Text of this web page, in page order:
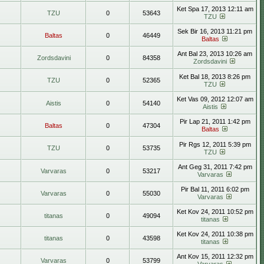
TZU 0 53643
Ket Spa 17, 2013 12:11 am
TZU
Baltas 0 46449
Sek Bir 16, 2013 11:21 pm
Baltas
Zordsdavini 0 84358
Ant Bal 23, 2013 10:26 am
Zordsdavini
TZU 0 52365
Ket Bal 18, 2013 8:26 pm
TZU
Aistis 0 54140
Ket Vas 09, 2012 12:07 am
Aistis
Baltas 0 47304
Pir Lap 21, 2011 1:42 pm
Baltas
TZU 0 53735
Pir Rgs 12, 2011 5:39 pm
TZU
Varvaras 0 53217
Ant Geg 31, 2011 7:42 pm
Varvaras
Varvaras 0 55030
Pir Bal 11, 2011 6:02 pm
Varvaras
titanas 0 49094
Ket Kov 24, 2011 10:52 pm
titanas
titanas 0 43598
Ket Kov 24, 2011 10:38 pm
titanas
Varvaras 0 53799
Ant Kov 15, 2011 12:32 pm